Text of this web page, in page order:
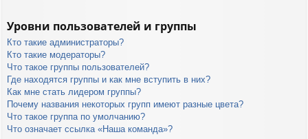
Уровни пользователей и группы
Кто такие администраторы?
Кто такие модераторы?
Что такое группы пользователей?
Где находятся группы и как мне вступить в них?
Как мне стать лидером группы?
Почему названия некоторых групп имеют разные цвета?
Что такое группа по умолчанию?
Что означает ссылка «Наша команда»?